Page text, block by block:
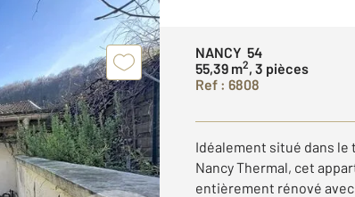
NANCY 54
55,39 m2, 3 pièces
Ref : 6808
Idéalement situé dans
Nancy Thermal, cet
entièrement rénové